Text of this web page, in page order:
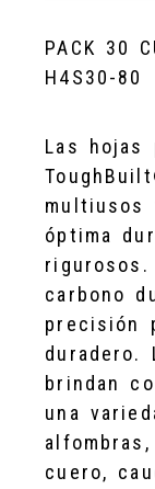
PACK 30
H4S30-80
Las hojas
multiusos
óptima
rigurosos.
carbono
precisión
duradero.
brindan
una
cuero,